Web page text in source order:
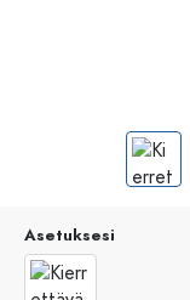
Asetuksesi